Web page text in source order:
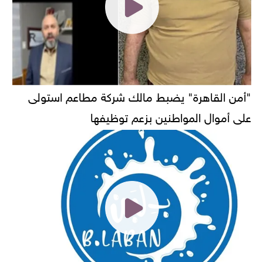
"أمن القاهرة" يضبط مالك شركة مطاعم استولى
على أموال المواطنين بزعم توظيفها